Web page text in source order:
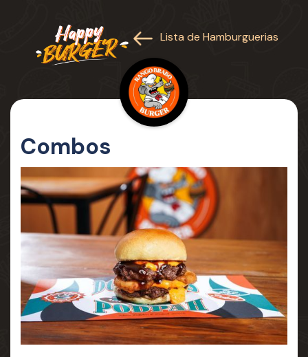
Lista de Hamburguerias
Combos